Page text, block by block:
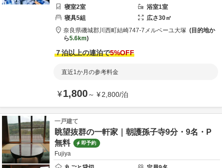
寝室2室 浴室1室
寝具5組 広さ30㎡
奈良県磯城郡川西町結崎747-7 メルベーユ大塚
目的地か
ら5.6km
７泊以上の連泊で5%OFF
直近1か月の参考料金
¥1,800～ ¥2,800/泊
一戸建て
眺望抜群の一軒家｜朝護孫子寺9分・9名・P
無料
即予約
Fujiya